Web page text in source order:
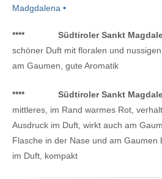
Madgdalena •
****
Südtiroler Sankt
schöner Duft mit floralen und
am Gaumen, gute Aromatik
****
Südtiroler Sankt
mittleres, im Rand warmes Rot,
Ausdruck im Duft, wirkt auch am
Flasche in der Nase und am Gaumen
im Duft, kompakt